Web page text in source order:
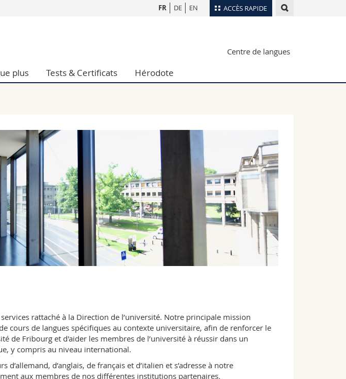
ACCÈS RAPIDE
Médias
Chercheurs
Plan d'accès
Webmail
FR DE EN
Centre de langues
plus Tests & Certificats Hérodote
rattaché à la Direction de l’université. Notre principale mission
cours de langues spécifiques au contexte universitaire, afin de renforcer le
de Fribourg et d'aider les membres de l’université à réussir dans un
y compris au niveau international.
d’anglais, de français et d’italien et s’adresse à notre
aux membres de nos différentes institutions partenaires.